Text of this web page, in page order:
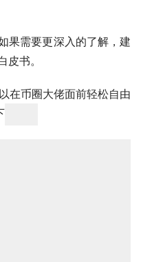
果需要更深入的了解，建
书。
在币圈大佬面前轻松自由